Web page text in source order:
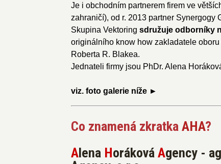
Je i obchodním partnerem firem ve
zahraničí), od r. 2013 partner Synergogy
Skupina Vektoring sdružuje odborníky
originálního know how zakladatele oboru
Roberta R. Blakea.
Jednateli firmy jsou PhDr. Alena
viz. foto galerie níže ►
Co znamená zkratka AHA?
Alena Horáková Agency -